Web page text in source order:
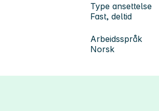
Type ansettelse
Fast, deltid
Arbeidsspråk
Norsk